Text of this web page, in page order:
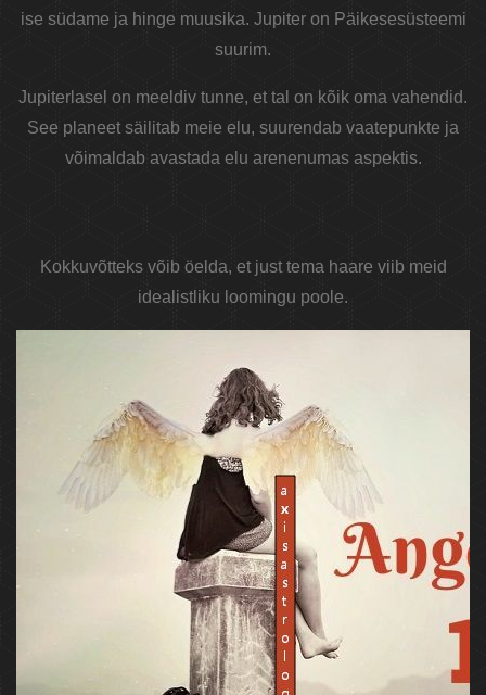
ise südame ja hinge muusika. Jupiter on Päikesesüsteemi
suurim.
Jupiterlasel on meeldiv tunne, et tal on kõik oma vahendid.
See planeet säilitab meie elu, suurendab vaatepunkte ja
võimaldab avastada elu arenenumas aspektis.
Kokkuvõtteks võib öelda, et just tema haare viib meid
idealistliku loomingu poole.